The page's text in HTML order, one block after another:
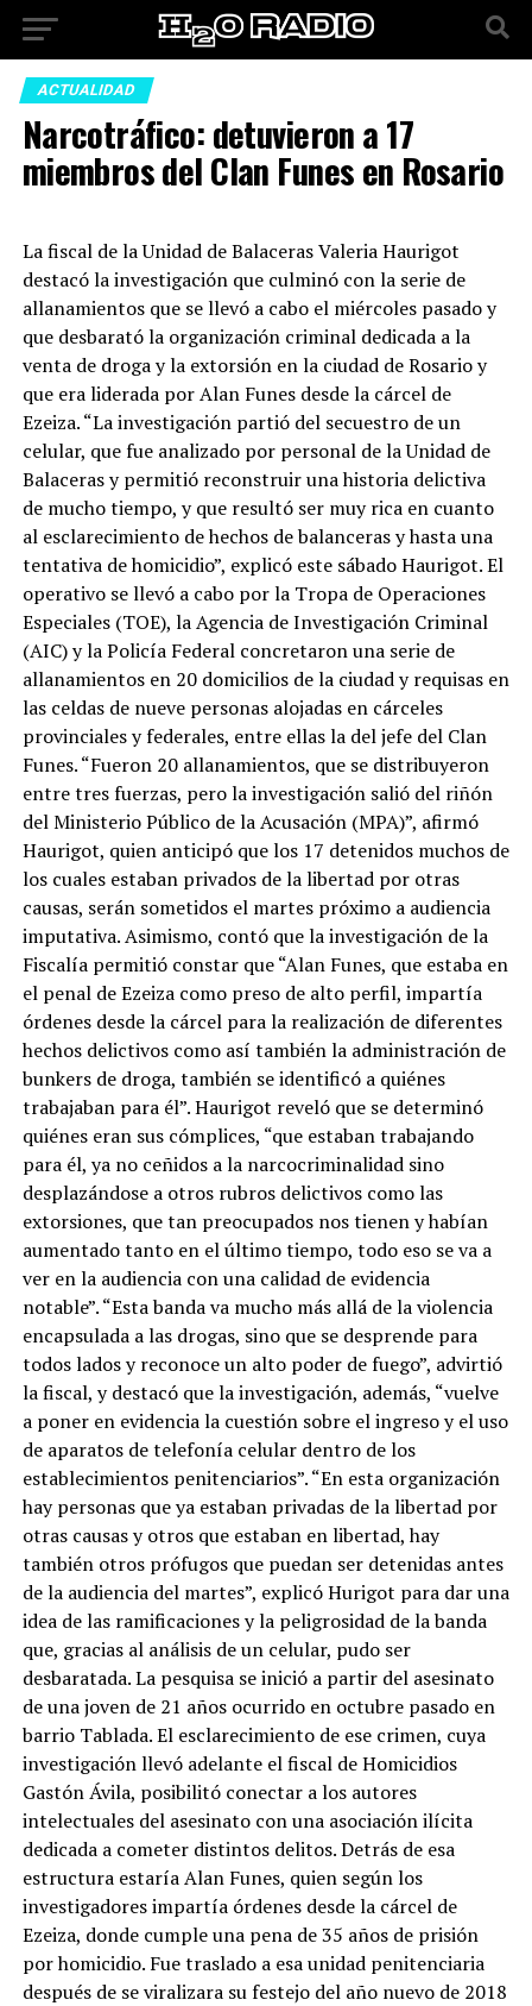
ACTUALIDAD
Narcotráfico: detuvieron a 17
miembros del Clan Funes en Rosario
La fiscal de la Unidad de Balaceras Valeria Haurigot
destacó la investigación que culminó con la serie de
allanamientos que se llevó a cabo el miércoles pasado y
que desbarató la organización criminal dedicada a la
venta de droga y la extorsión en la ciudad de Rosario y
que era liderada por Alan Funes desde la cárcel de
Ezeiza. “La investigación partió del secuestro de un
celular, que fue analizado por personal de la Unidad de
Balaceras y permitió reconstruir una historia delictiva
de mucho tiempo, y que resultó ser muy rica en cuanto
al esclarecimiento de hechos de balanceras y hasta una
tentativa de homicidio”, explicó este sábado Haurigot. El
operativo se llevó a cabo por la Tropa de Operaciones
Especiales (TOE), la Agencia de Investigación Criminal
(AIC) y la Policía Federal concretaron una serie de
allanamientos en 20 domicilios de la ciudad y requisas en
las celdas de nueve personas alojadas en cárceles
provinciales y federales, entre ellas la del jefe del Clan
Funes. “Fueron 20 allanamientos, que se distribuyeron
entre tres fuerzas, pero la investigación salió del riñón
del Ministerio Público de la Acusación (MPA)”, afirmó
Haurigot, quien anticipó que los 17 detenidos muchos de
los cuales estaban privados de la libertad por otras
causas, serán sometidos el martes próximo a audiencia
imputativa. Asimismo, contó que la investigación de la
Fiscalía permitió constar que “Alan Funes, que estaba en
el penal de Ezeiza como preso de alto perfil, impartía
órdenes desde la cárcel para la realización de diferentes
hechos delictivos como así también la administración de
bunkers de droga, también se identificó a quiénes
trabajaban para él”. Haurigot reveló que se determinó
quiénes eran sus cómplices, “que estaban trabajando
para él, ya no ceñidos a la narcocriminalidad sino
desplazándose a otros rubros delictivos como las
extorsiones, que tan preocupados nos tienen y habían
aumentado tanto en el último tiempo, todo eso se va a
ver en la audiencia con una calidad de evidencia
notable”. “Esta banda va mucho más allá de la violencia
encapsulada a las drogas, sino que se desprende para
todos lados y reconoce un alto poder de fuego”, advirtió
la fiscal, y destacó que la investigación, además, “vuelve
a poner en evidencia la cuestión sobre el ingreso y el uso
de aparatos de telefonía celular dentro de los
establecimientos penitenciarios”. “En esta organización
hay personas que ya estaban privadas de la libertad por
otras causas y otros que estaban en libertad, hay
también otros prófugos que puedan ser detenidas antes
de la audiencia del martes”, explicó Hurigot para dar una
idea de las ramificaciones y la peligrosidad de la banda
que, gracias al análisis de un celular, pudo ser
desbaratada. La pesquisa se inició a partir del asesinato
de una joven de 21 años ocurrido en octubre pasado en
barrio Tablada. El esclarecimiento de ese crimen, cuya
investigación llevó adelante el fiscal de Homicidios
Gastón Ávila, posibilitó conectar a los autores
intelectuales del asesinato con una asociación ilícita
dedicada a cometer distintos delitos. Detrás de esa
estructura estaría Alan Funes, quien según los
investigadores impartía órdenes desde la cárcel de
Ezeiza, donde cumple una pena de 35 años de prisión
por homicidio. Fue traslado a esa unidad penitenciaria
después de se viralizara su festejo del año nuevo de 2018